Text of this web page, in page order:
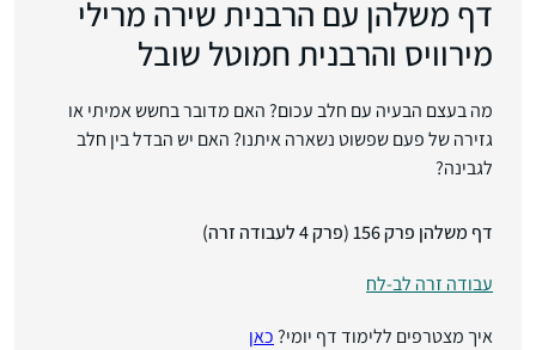
דף משלהן עם הרבנית שירה מרילי
מירוויס והרבנית חמוטל שובל
מה בעצם הבעיה עם חלב עכום? האם מדובר בחשש אמיתי או
גזירה של פעם שפשוט נשארה איתנו? האם יש הבדל בין חלב
לגבינה?
דף משלהן פרק 156 (פרק 4 לעבודה זרה)
עבודה זרה לב-לח
איך מצטרפים ללימוד דף יומי?כאן